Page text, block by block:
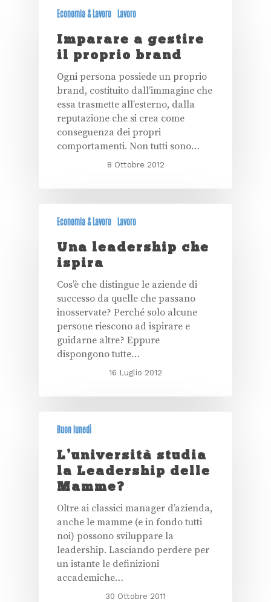
Economia & Lavoro Lavoro
Imparare a gestire
il proprio brand
Ogni persona possiede un proprio
brand, costituito dall’immagine che
essa trasmette all’esterno, dalla
reputazione che si crea come
conseguenza dei propri
comportamenti. Non tutti sono…
8 Ottobre 2012
Economia & Lavoro Lavoro
Una leadership che
ispira
Cos’è che distingue le aziende di
successo da quelle che passano
inosservate? Perché solo alcune
persone riescono ad ispirare e
guidarne altre? Eppure
dispongono tutte…
16 Luglio 2012
Buon lunedì
L’università studia
la Leadership delle
Mamme?
Oltre ai classici manager d’azienda,
anche le mamme (e in fondo tutti
noi) possono sviluppare la
leadership. Lasciando perdere per
un istante le definizioni
accademiche…
30 Ottobre 2011